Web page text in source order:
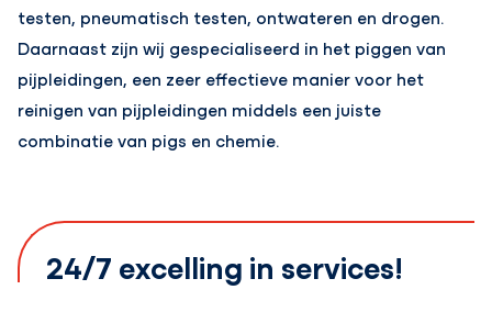
testen, pneumatisch testen, ontwateren en drogen.
Daarnaast zijn wij gespecialiseerd in het piggen van
pijpleidingen, een zeer effectieve manier voor het
reinigen van pijpleidingen middels een juiste
combinatie van pigs en chemie.
24/7 excelling in services!